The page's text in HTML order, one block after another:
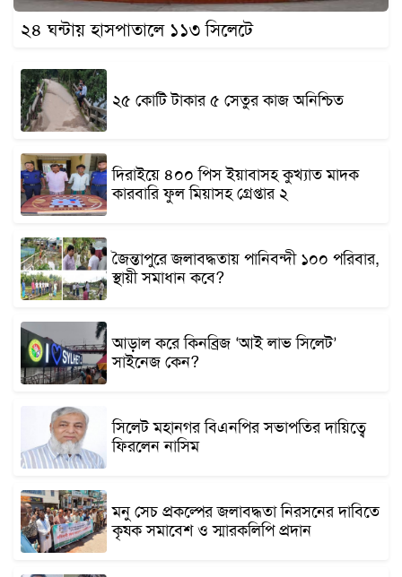
২৪ ঘন্টায় হাসপাতালে ১১৩ সিলেটে
২৫ কোটি টাকার ৫ সেতুর কাজ অনিশ্চিত
দিরাইয়ে ৪০০ পিস ইয়াবাসহ কুখ্যাত মাদক
কারবারি ফুল মিয়াসহ গ্রেপ্তার ২
জৈন্তাপুরে জলাবদ্ধতায় পানিবন্দী ১০০ পরিবার,
স্থায়ী সমাধান কবে?
আড়াল করে কিনব্রিজ ‘আই লাভ সিলেট’
সাইনেজ কেন?
সিলেট মহানগর বিএনপির সভাপতির দায়িত্বে
ফিরলেন নাসিম
মনু সেচ প্রকল্পের জলাবদ্ধতা নিরসনের দাবিতে
কৃষক সমাবেশ ও স্মারকলিপি প্রদান